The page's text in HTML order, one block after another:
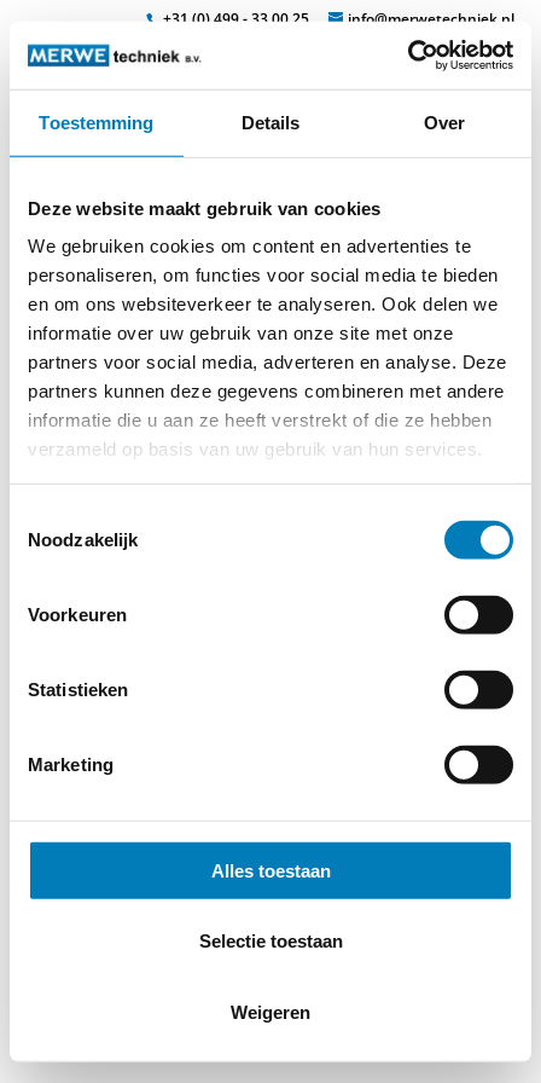
Toestemming Details Over
Deze website maakt gebruik van cookies
We gebruiken cookies om content en advertenties te
personaliseren, om functies voor social media te bieden
en om ons websiteverkeer te analyseren. Ook delen we
informatie over uw gebruik van onze site met onze
partners voor social media, adverteren en analyse. Deze
partners kunnen deze gegevens combineren met andere
informatie die u aan ze heeft verstrekt of die ze hebben
verzameld op basis van uw gebruik van hun services.
Noodzakelijk
Voorkeuren
Statistieken
Marketing
Alles toestaan
Selectie toestaan
Weigeren
+31 (0) 499 - 33 00 25 info@merwetechniek.nl
Veelzijdig in elektrotechnische producten
MT840
Privacy Policy-
Cookieverklaring
Verdere contact gegevens